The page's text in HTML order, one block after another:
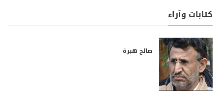
كتابات وآراء
صالح هبرة